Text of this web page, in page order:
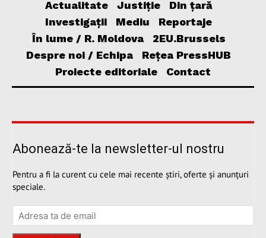
Actualitate Justiție
Din țară
Investigații
Mediu
Reportaje
În lume / R. Moldova
2EU.Brussels
Despre noi / Echipa
Rețea PressHUB
Proiecte editoriale
Contact
Abonează-te la newsletter-ul nostru
Pentru a fi la curent cu cele mai recente știri, oferte și anunțuri
speciale.